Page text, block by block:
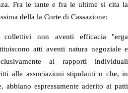
Fra le tante e fra le ultime si cita la
della la Corte di Cassazione:
collettivi non aventi efficacia "erga
atti aventi natura negoziale e
ai rapporti individuali
alle associazioni stipulanti o che, in
abbiano espressamente aderito ai patti